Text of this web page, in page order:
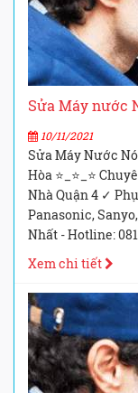
Sửa Máy nước
10/11/2021
Sửa Máy Nước
Hòa ⭐_⭐_⭐
Nhà Quận 4 ✓
Panasonic,
Nhất - Hotline:
Xem chi tiết